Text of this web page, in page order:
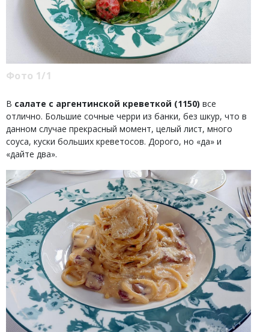
Фото 1/1
В салате с аргентинской креветкой (1150) все
отлично. Большие сочные черри из банки, без шкур, что в
данном случае прекрасный момент, целый лист, много
соуса, куски больших креветосов. Дорого, но «да» и
«дайте два».